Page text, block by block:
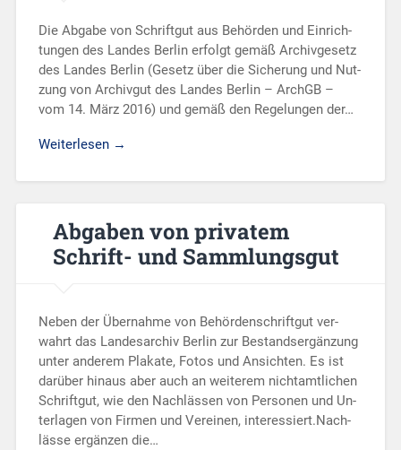
Die Ab­ga­be von Schrift­gut aus Be­hör­den und Ein­rich­
tun­gen des Lan­des Ber­lin er­folgt gemäß Ar­chiv­ge­setz
des Lan­des Ber­lin (Ge­setz über die Si­che­rung und Nut­
zung von Ar­chiv­gut des Lan­des Ber­lin – Arch­GB –
vom 14. März 2016) und gemäß den Re­ge­lun­gen der…
Wei­ter­le­sen →
Ab­ga­ben von pri­va­tem
Schrift- und Samm­lungs­gut
Neben der Über­nah­me von Be­hör­den­schrift­gut ver­
wahrt das Lan­des­ar­chiv Ber­lin zur Be­stand­ser­gän­zung
unter an­de­rem Pla­ka­te, Fotos und An­sich­ten. Es ist
dar­über hin­aus aber auch an wei­te­rem nicht­amt­li­chen
Schrift­gut, wie den Nach­läs­sen von Per­so­nen und Un­
ter­la­gen von Fir­men und Ver­ei­nen, in­ter­es­siert.Nach­
läs­se er­gän­zen die…